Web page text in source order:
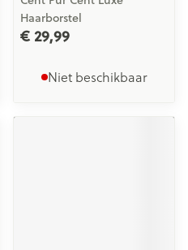
Haarborstel
€ 29,99
Niet beschikbaar